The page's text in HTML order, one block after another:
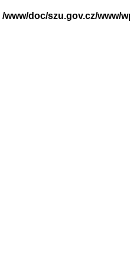
/www/doc/szu.gov.cz/www/